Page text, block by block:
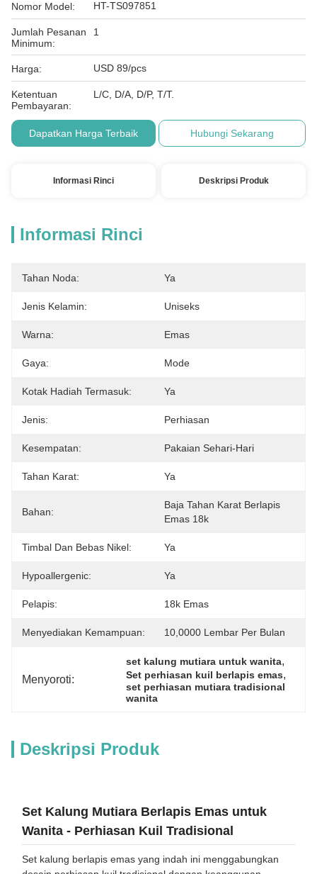
Nomor Model: HT-TS097851
Jumlah Pesanan
Minimum:
1
Harga: USD 89/pcs
Ketentuan
Pembayaran:
L/C, D/A, D/P, T/T.
Dapatkan Harga Terbaik Hubungi Sekarang
Informasi Rinci Deskripsi Produk
Informasi Rinci
Tahan Noda: Ya
Jenis Kelamin: Uniseks
Warna: Emas
Gaya: Mode
Kotak Hadiah Termasuk: Ya
Jenis: Perhiasan
Kesempatan: Pakaian Sehari-Hari
Tahan Karat: Ya
Bahan:
Baja Tahan Karat Berlapis
Emas 18k
Timbal Dan Bebas Nikel: Ya
Hypoallergenic: Ya
Pelapis: 18k Emas
Menyediakan Kemampuan: 10,0000 Lembar Per Bulan
Menyoroti:
set kalung mutiara untuk wanita,
Set perhiasan kuil berlapis emas,
set perhiasan mutiara tradisional
wanita
Deskripsi Produk
Set Kalung Mutiara Berlapis Emas untuk
Wanita - Perhiasan Kuil Tradisional
Set kalung berlapis emas yang indah ini menggabungkan